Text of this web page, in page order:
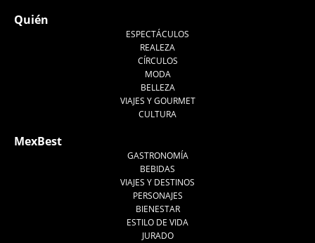
Quién
ESPECTÁCULOS
REALEZA
CÍRCULOS
MODA
BELLEZA
VIAJES Y GOURMET
CULTURA
MexBest
GASTRONOMÍA
BEBIDAS
VIAJES Y DESTINOS
PERSONAJES
BIENESTAR
ESTILO DE VIDA
JURADO